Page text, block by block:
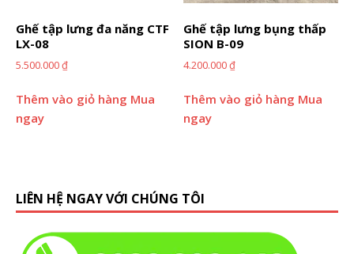
Ghế tập lưng đa năng CTF
LX-08
5.500.000₫
Thêm vào giỏ hàng Mua
ngay
Ghế tập lưng bụng thấp
SION B-09
4.200.000₫
Thêm vào giỏ hàng Mua
ngay
LIÊN HỆ NGAY VỚI CHÚNG TÔI